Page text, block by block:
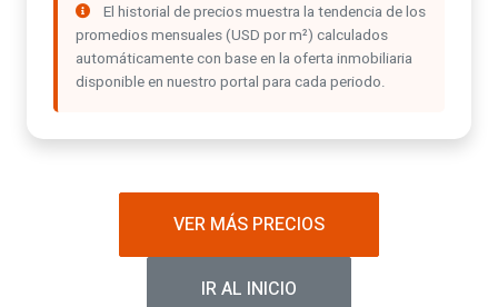
El historial de precios muestra la tendencia de los
promedios mensuales (USD por m²) calculados
automáticamente con base en la oferta inmobiliaria
disponible en nuestro portal para cada periodo.
VER MÁS PRECIOS
IR AL INICIO